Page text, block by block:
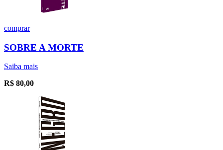
comprar
SOBRE A MORTE
Saiba mais
R$ 80,00